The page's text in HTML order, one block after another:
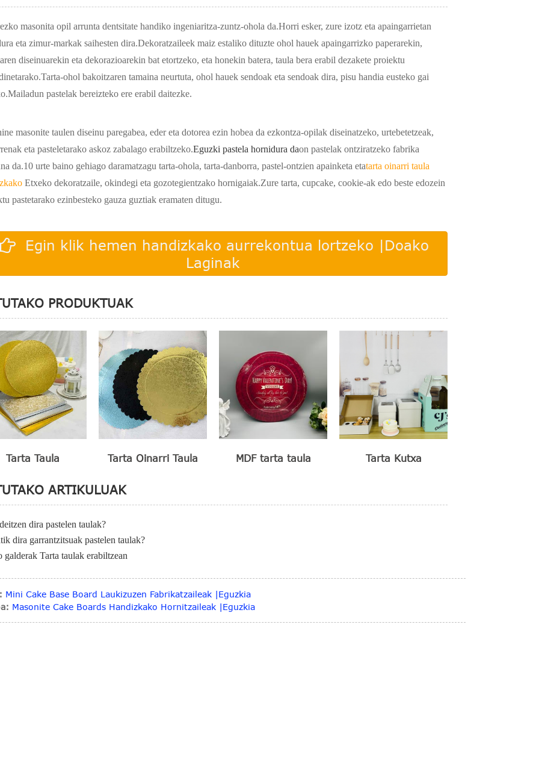
masonita opil arrunta dentsitate handiko ingeniaritza-zuntz-ohola da.Horri esker, zure izotz eta apaingarrietan
eta zimur-markak saihesten dira.Dekoratzaileek maiz estaliko dituzte ohol hauek apaingarrizko paperarekin,
diseinuarekin eta dekorazioarekin bat etortzeko, eta honekin batera, taula bera erabil dezakete proiektu
ohol bakoitzaren tamaina neurtuta, ohol hauek sendoak eta sendoak dira, pisu handia eusteko gai
pastelak bereizteko ere erabil daitezke.
masonite taulen diseinu paregabea, eder eta dotorea ezin hobea da ezkontza-opilak diseinatzeko, urtebetetzeak,
eta pasteletarako askoz zabalago erabiltzeko.Eguzki pastela hornidura daon pastelak ontziratzeko fabrika
da.10 urte baino gehiago daramatzagu tarta-ohola, tarta-danborra, pastel-ontzien apainketa etatarta oinarri taula
Etxeko dekoratzaile, okindegi eta gozotegientzako hornigaiak.Zure tarta, cupcake, cookie-ak edo beste edozein
pastetarako ezinbesteko gauza guztiak eramaten ditugu.
Egin klik hemen handizkako aurrekontua lortzeko |Doako
Laginak
PRODUKTUAK
Tarta Taula Tarta Oinarri Taula MDF tarta taula Tarta Kutxa
ARTIKULUAK
dira pastelen taulak?
dira garrantzitsuak pastelen taulak?
galderak Tarta taulak erabiltzean
Mini Cake Base Board Laukizuzen Fabrikatzaileak |Eguzkia
Masonite Cake Boards Handizkako Hornitzaileak |Eguzkia